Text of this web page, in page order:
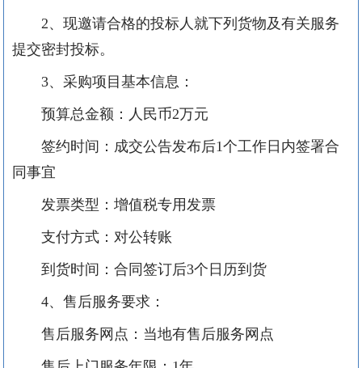
2、现邀请合格的投标人就下列货物及有关服务
提交密封投标。
3、采购项目基本信息：
预算总金额：人民币2万元
签约时间：成交公告发布后1个工作日内签署合
同事宜
发票类型：增值税专用发票
支付方式：对公转账
到货时间：合同签订后3个日历到货
4、售后服务要求：
售后服务网点：当地有售后服务网点